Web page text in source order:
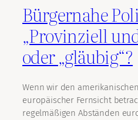
Bürgernahe
„Provinziell
oder „gläubig“?
Wenn wir den
europäischer Fernsicht
regelmäßigen Abständen